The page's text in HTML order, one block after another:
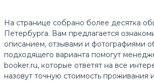
На странице собрано более десятка
Петербурга. Вам предлагается
описанием, отзывами и фотографиями
подходящего варианта помогут
booker.ru, которые ответят на все
назовут точную стоимость проживания